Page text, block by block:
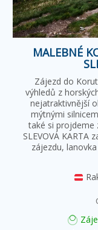
MALEBNÉ
Zájezd do
výhledů z
nejatraktivnější
mýtnými
také si projdeme
SLEVOVÁ KARTA
zájezdu,